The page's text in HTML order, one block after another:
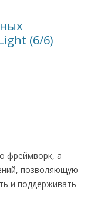
(6/6)
фреймворк, а
позволяющую
и поддерживать